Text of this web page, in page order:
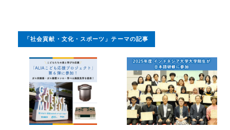
「社会貢献・文化・スポーツ」テーマの記事